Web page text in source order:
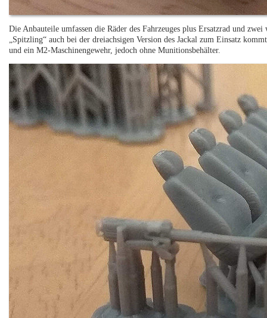
Die Anbauteile umfassen die Räder des Fahrzeuges plus Ersatzrad und
„Spitzling“ auch bei der dreiachsigen Version des Jackal zum Einsatz
und ein M2-Maschinengewehr, jedoch ohne Munitionsbehälter.